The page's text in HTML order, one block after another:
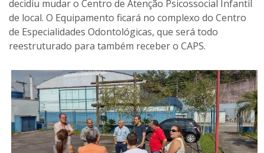
decidiu mudar o Centro de Atenção Psicossocial Infantil
de local. O Equipamento ficará no complexo do Centro
de Especialidades Odontológicas, que será todo
reestruturado para também receber o CAPS.